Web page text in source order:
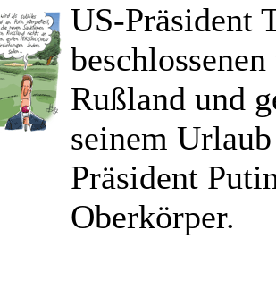
US-Präsident
Rußland und
seinem
Präsident
Oberkörper.